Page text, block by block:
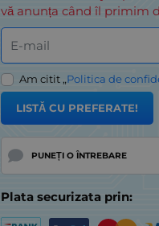
vă anunța când îl primim
E-mail
Am citit „Politica de
LISTĂ CU PREFERATE!
PUNEȚI O ÎNTREBARE
Plata securizata prin: